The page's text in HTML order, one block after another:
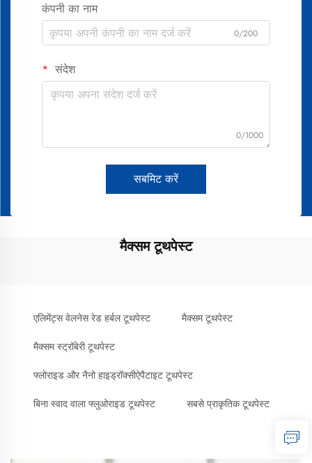
कंपनी का नाम
0/200
संदेश
0/1000
सबमिट करें
मैक्सम टूथपेस्ट
एलिमेंट्स वेलनेस रेड हर्बल टूथपेस्ट मैक्सम टूथपेस्ट
मैक्सम स्ट्रॉबेरी टूथपेस्ट
फ्लोराइड और नैनो हाइड्रॉक्सीऐपैटाइट टूथपेस्ट
बिना स्वाद वाला फ्लुओराइड टूथपेस्ट सबसे प्राकृतिक टूथपेस्ट